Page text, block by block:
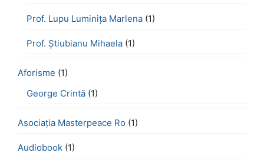
Prof. Lupu Luminița Marlena (1)
Prof. Știubianu Mihaela (1)
Aforisme (1)
George Crintă (1)
Asociația Masterpeace Ro (1)
Audiobook (1)